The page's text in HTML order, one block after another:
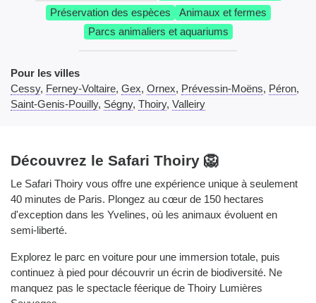
Préservation des espèces
Animaux et fermes
Parcs animaliers et aquariums
Pour les villes
Cessy, Ferney-Voltaire, Gex, Ornex, Prévessin-Moëns, Péron,
Saint-Genis-Pouilly, Ségny, Thoiry, Valleiry
Découvrez le Safari Thoiry 🦁
Le Safari Thoiry vous offre une expérience unique à seulement
40 minutes de Paris. Plongez au cœur de 150 hectares
d'exception dans les Yvelines, où les animaux évoluent en
semi-liberté.
Explorez le parc en voiture pour une immersion totale, puis
continuez à pied pour découvrir un écrin de biodiversité. Ne
manquez pas le spectacle féerique de Thoiry Lumières